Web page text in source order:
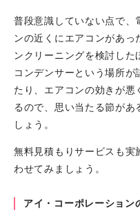
普段意識していない点で、
ンの近くにエアコンがあっ
ンクリーニングを検討した
コンデンサーという場所が
たり、エアコンの効きが悪
るので、思い当たる節があ
しょう。
無料見積もりサービスも実
わせてみましょう。
アイ・コーポレーション